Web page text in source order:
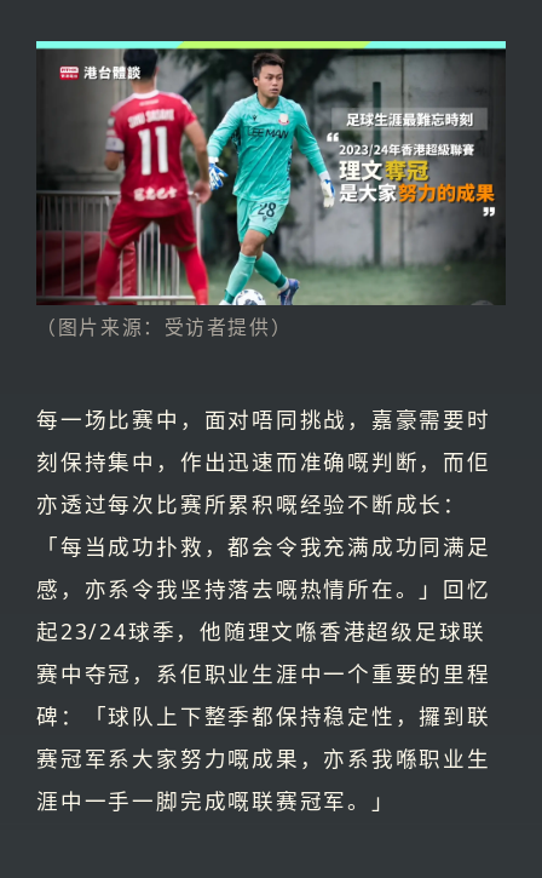
（图片来源：受访者提供）
每一场比赛中，面对唔同挑战，嘉豪需要时
刻保持集中，作出迅速而准确嘅判断，而佢
亦透过每次比赛所累积嘅经验不断成长：
「每当成功扑救，都会令我充满成功同满足
感，亦系令我坚持落去嘅热情所在。」回忆
起23/24球季，他随理文喺香港超级足球联
赛中夺冠，系佢职业生涯中一个重要的里程
碑：「球队上下整季都保持稳定性，攞到联
赛冠军系大家努力嘅成果，亦系我喺职业生
涯中一手一脚完成嘅联赛冠军。」